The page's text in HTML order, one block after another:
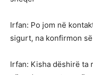
Irfan: Po jom në
sigurt, na konfirmon
Irfan: Kisha dëshirë ta